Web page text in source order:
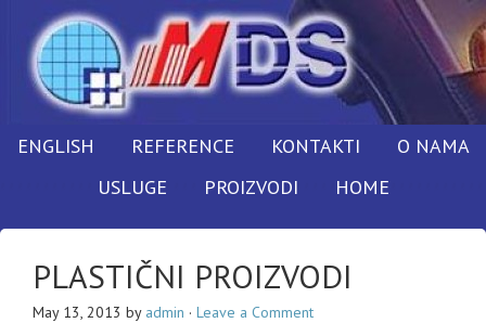
ENGLISH REFERENCE KONTAKTI
O NAMA
USLUGE
PROIZVODI HOME
PLASTIČNI PROIZVODI
May 13, 2013 by admin · Leave a Comment